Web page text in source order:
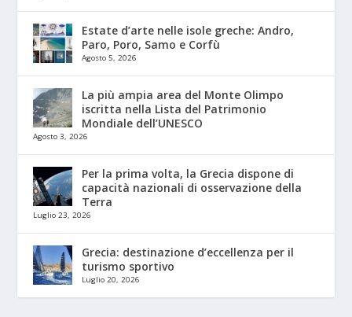
Estate d’arte nelle isole greche: Andro,
Paro, Poro, Samo e Corfù
Agosto 5, 2026
La più ampia area del Monte Olimpo
iscritta nella Lista del Patrimonio
Mondiale dell’UNESCO
Agosto 3, 2026
Per la prima volta, la Grecia dispone di
capacità nazionali di osservazione della
Terra
Luglio 23, 2026
Grecia: destinazione d’eccellenza per il
turismo sportivo
Luglio 20, 2026